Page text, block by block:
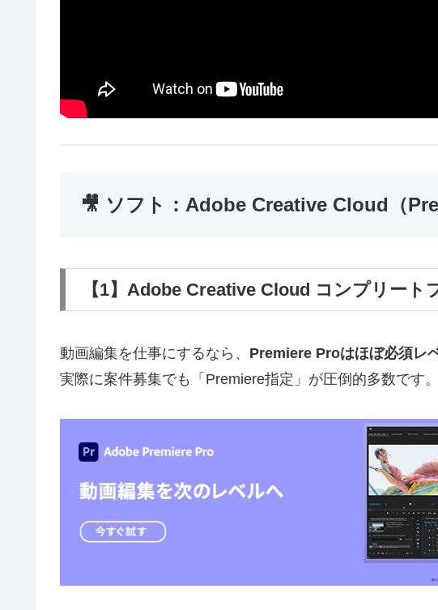
🎥 ソフト：Adobe Creative Cloud（
【1】Adobe Creative Cloud コンプリート
動画編集を仕事にするなら、 Premiere Proはほぼ必須レ
実際に案件募集でも「Premiere指定」が圧倒的多数です